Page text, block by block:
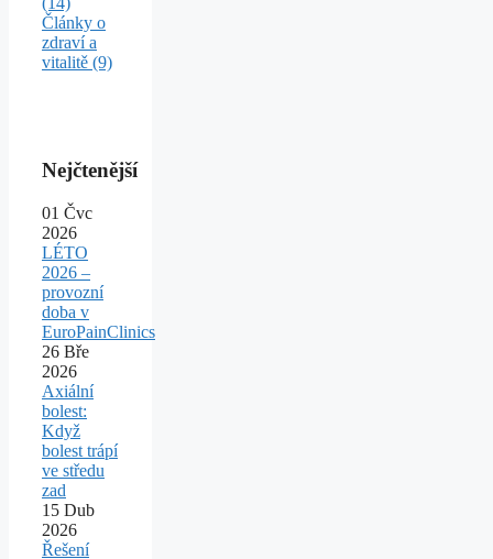
Články o
zdraví a
vitalitě (9)
Nejčtenější
01 Čvc
2026
LÉTO
2026 –
provozní
doba v
EuroPainClinics
26 Bře
2026
Axiální
bolest:
Když
bolest trápí
ve středu
zad
15 Dub
2026
Řešení